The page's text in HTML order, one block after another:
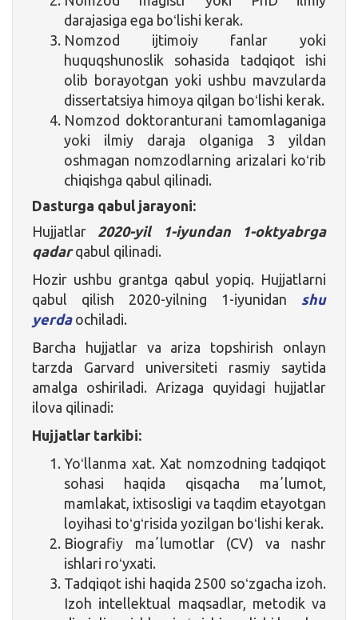
darajasiga ega boʻlishi kerak.
Nomzod ijtimoiy fanlar yoki
huquqshunoslik sohasida tadqiqot ishi
olib borayotgan yoki ushbu mavzularda
dissertatsiya himoya qilgan boʻlishi kerak.
Nomzod doktoranturani tamomlaganiga
yoki ilmiy daraja olganiga 3 yildan
oshmagan nomzodlarning arizalari koʻrib
chiqishga qabul qilinadi.
Dasturga qabul jarayoni:
Hujjatlar 2020-yil 1-iyundan 1-oktyabrga
qadarqabul qilinadi.
Hozir ushbu grantga qabul yopiq. Hujjatlarni
qabul qilish 2020-yilning 1-iyunidan shu
yerda ochiladi.
Barcha hujjatlar va ariza topshirish onlayn
tarzda Garvard universiteti rasmiy saytida
amalga oshiriladi. Arizaga quyidagi hujjatlar
ilova qilinadi:
Hujjatlar tarkibi:
Yoʻllanma xat. Xat nomzodning tadqiqot
sohasi haqida qisqacha maʼlumot,
mamlakat, ixtisosligi va taqdim etayotgan
loyihasi toʻgʻrisida yozilgan boʻlishi kerak.
Biografiy maʼlumotlar (CV) va nashr
ishlari roʻyxati.
Tadqiqot ishi haqida 2500 soʻzgacha izoh.
Izoh intellektual maqsadlar, metodik va